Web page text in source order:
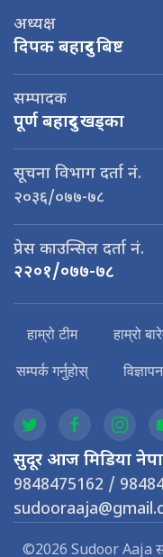
अध्यक्ष
दिपक बहादुर बिष्ट
सम्पादक
पूर्ण बहादुर खड्का
सूचना विभाग दर्ता नं.
२०३६/०७७-७८
प्रेस काउन्सिल दर्ता नं.
२२०१/०७७-७८
हाम्रो टीम हाम्रो
सम्पर्क गर्नुहोस् विज्ञापन
सुदूर आज मिडिया
9848475162 /
©2026 Sudoor Aaja